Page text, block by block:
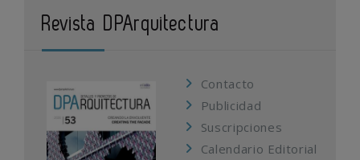
Revista DPArquitectura
Contacto
Publicidad
Suscripciones
Calendario Editorial